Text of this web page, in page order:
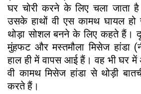
घर चोरी करने के लिए चला जाता
उसके हाथों वी एस कामथ घायल हो
थोड़ा सोशल बनने के लिए कहते हैं।
मुंहफट और मस्तमौला मिसेज हांडा
हाल ही में वापस आई हैं। वह भी घर
वी कामथ मिसेज हांडा से थोड़ी
करते हैं।